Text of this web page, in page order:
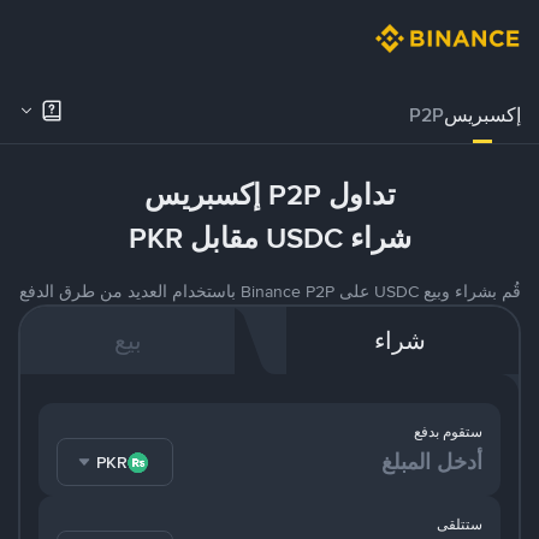
إكسبريسP2P
تداول P2P إكسبريس
شراء USDC مقابل PKR
قُم بشراء وبيع USDC على Binance P2P باستخدام العديد من طرق الدفع
شراء بيع
ستقوم بدفع
PKR
ستتلقى